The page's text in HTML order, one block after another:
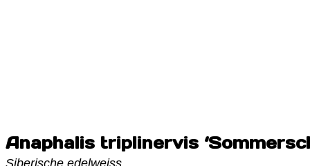
Anaphalis triplinervis
Siberische edelweiss